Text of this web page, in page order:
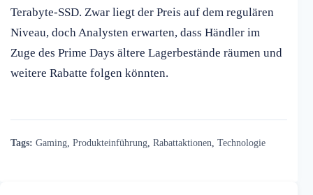
Terabyte-SSD. Zwar liegt der Preis auf dem regulären
Niveau, doch Analysten erwarten, dass Händler im
Zuge des Prime Days ältere Lagerbestände räumen und
weitere Rabatte folgen könnten.
Tags: Gaming Produkteinführung Rabattaktionen Technologie